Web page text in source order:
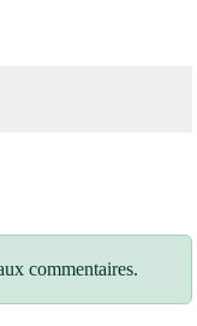
commentaires.